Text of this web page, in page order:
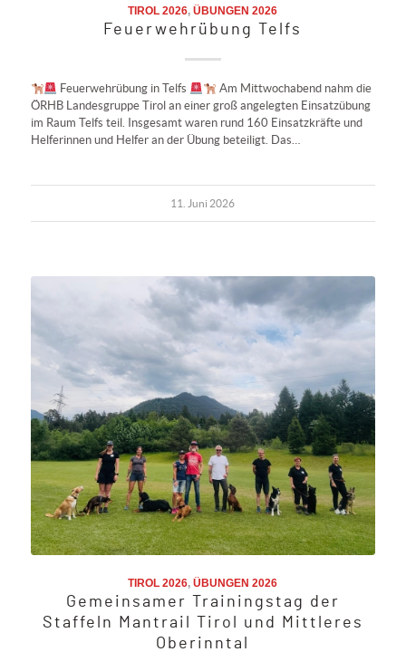
TIROL 2026,ÜBUNGEN 2026
Feuerwehrübung Telfs
Feuerwehrübung in Telfs
Am Mittwochabend nahm die
ÖRHB Landesgruppe Tirol an einer groß angelegten Einsatzübung
im Raum Telfs teil. Insgesamt waren rund 160 Einsatzkräfte und
Helferinnen und Helfer an der Übung beteiligt. Das…
11. Juni 2026
TIROL 2026,ÜBUNGEN 2026
Gemeinsamer Trainingstag der
Staffeln Mantrail Tirol und Mittleres
Oberinntal